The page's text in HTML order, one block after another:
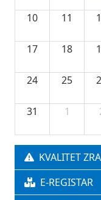
10 11
17 18
24 25
31 1
KVALITET
E-REGISTAR